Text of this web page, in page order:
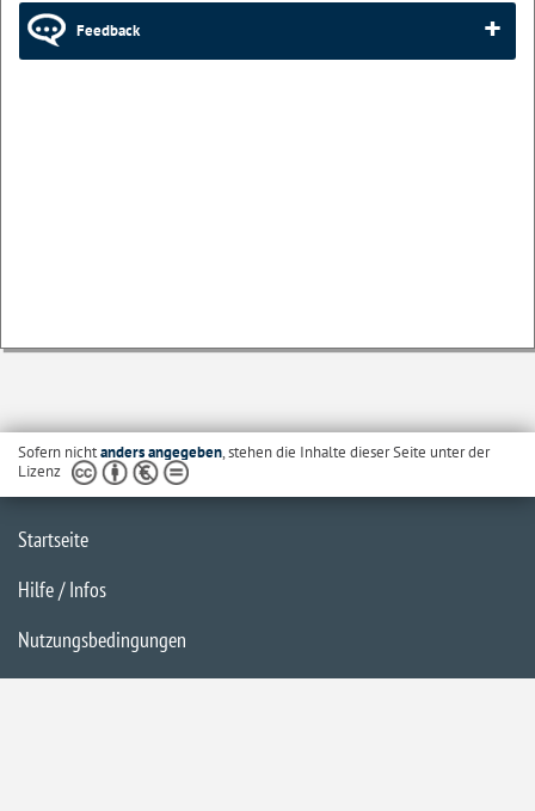
Feedback
Sofern nichtanders angegeben, stehen die Inhalte dieser Seite unter der
Lizenz
Startseite
Hilfe / Infos
Nutzungsbedingungen